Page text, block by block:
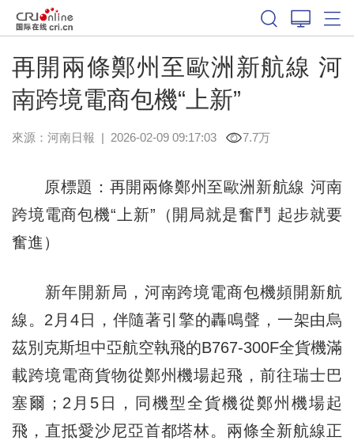
再開兩條鄭州至歐洲新航線 河
南跨境電商包機“上新”
來源： 河南日報 | 2026-02-09 09:17:03 7.7万
原標題：再開兩條鄭州至歐洲新航線 河南
跨境電商包機“上新”（開局就是奮鬥 起步就要
奮進）
新年開新局，河南跨境電商包機頻開新航
線。2月4日，伴隨著引擎的轟鳴聲，一架由烏
茲別克斯坦中亞航空執飛的B767-300F全貨機滿
載跨境電商貨物從鄭州機場起飛，前往瑞士巴
塞爾；2月5日，同機型全貨機從鄭州機場起
飛，直抵愛沙尼亞首都塔林。兩條全新航線正